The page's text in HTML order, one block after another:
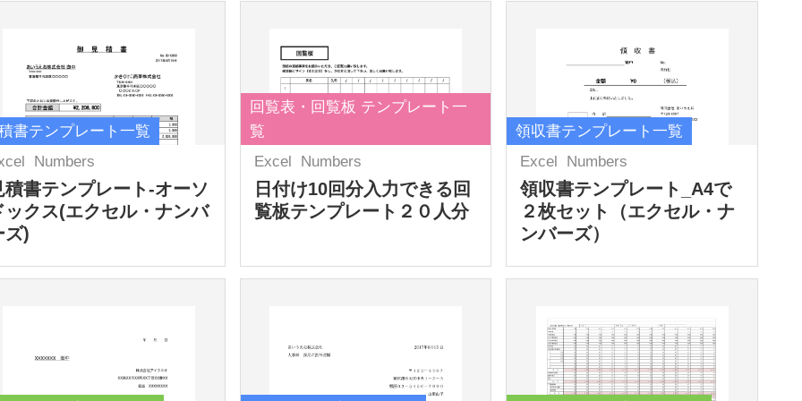
書テンプレート一覧
Numbers
積書テンプレート-オーソ
ックス(エクセル・ナンバ
ズ)
回覧表・回覧板 テンプレート一
覧
Excel
Numbers
日付け10回分入力できる回
覧板テンプレート２０人分
領収書テンプレート一覧
Excel
Numbers
領収書テンプレート_A4で
２枚セット（エクセル・ナ
ンバーズ）